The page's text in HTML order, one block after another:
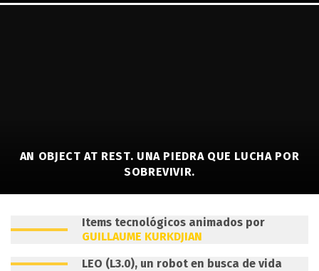
AN OBJECT AT REST. UNA PIEDRA QUE LUCHA POR
SOBREVIVIR.
Items tecnológicos animados por
GUILLAUME KURKDJIAN
LEO (L3.0), un robot en busca de vida